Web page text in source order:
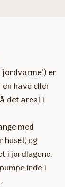
er
have eller
det areal i
med
huset, og
i jordlagene.
inde i